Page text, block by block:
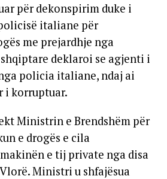
për dekonspirim duke i
italiane për
me prejardhje nga
deklaroi se agjenti i
policia italiane, ndaj ai
i korruptuar.
Ministrin e Brendshëm për
e drogës e cila
e tij private nga disa
Ministri u shfajësua